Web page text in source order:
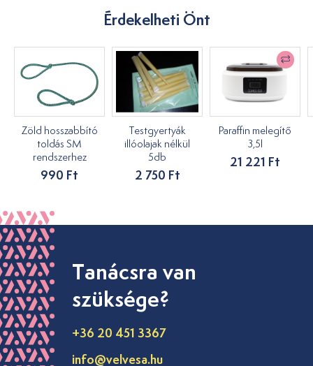
Érdekelheti Önt
Zöld hosszabbító
toldás SM
rendszerhez
990 Ft
Testgyertyák
illóolajak nélkül
5db
2 750 Ft
Paraffin melegítő
3,5l
21 221 Ft
Tanácsra van
szüksége?
+36 20 451 3367
info@velvesa.hu